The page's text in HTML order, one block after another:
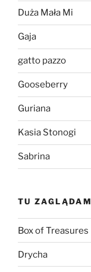
Duża Mała Mi
Gaja
gatto pazzo
Gooseberry
Guriana
Kasia Stonogi
Sabrina
TU ZAGLĄDAM
Box of Treasures
Drycha